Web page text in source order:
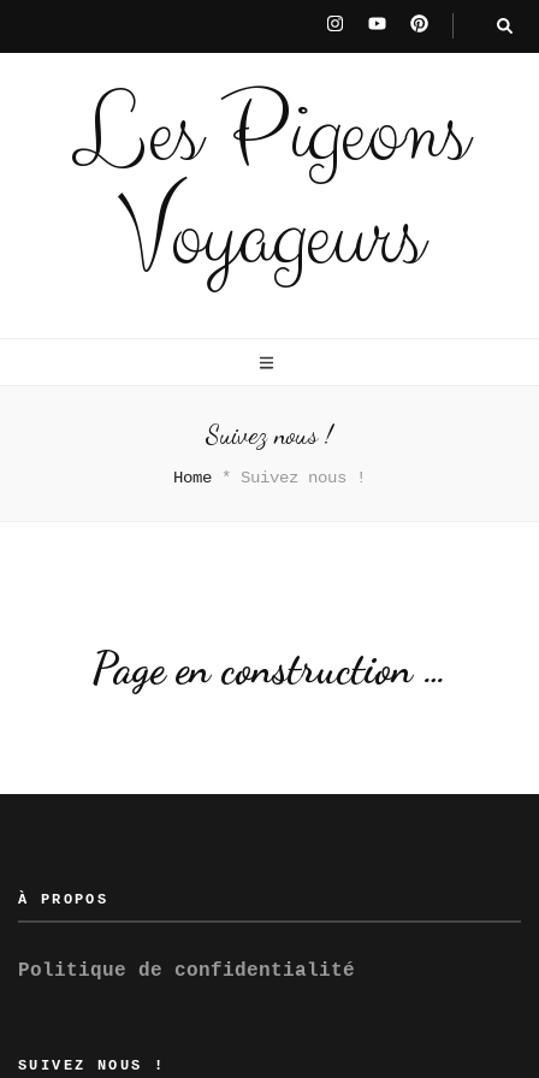
Les Pigeons
Voyageurs
Suivez nous !
Home * Suivez nous !
Page en construction …
À PROPOS
Politique de confidentialité
SUIVEZ NOUS !